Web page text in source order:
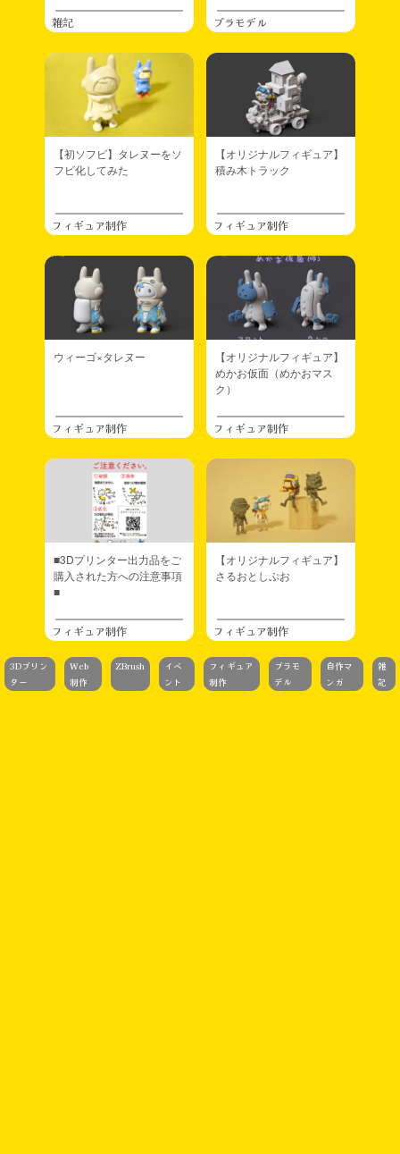
雑記 プラモデル
【初ソフビ】タレヌーをソ
フビ化してみた
フィギュア制作
【オリジナルフィギュア】
積み木トラック
フィギュア制作
ウィーゴ×タレヌー
フィギュア制作
【オリジナルフィギュア】
めかお仮面（めかおマス
ク）
フィギュア制作
■3Dプリンター出力品をご
購入された方への注意事項
■
フィギュア制作
【オリジナルフィギュア】
さるおとしぷお
フィギュア制作
3Dプリン
ター
Web
制作
ZBrush
イベ
ント
フィギュア
制作
プラモ
デル
自作マ
ンガ
雑
記